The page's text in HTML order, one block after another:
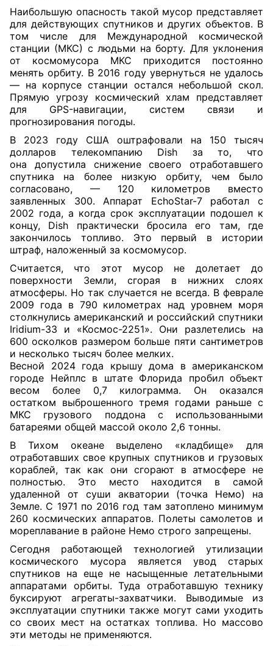
Наибольшую опасность такой мусор представляет
для действующих спутников и других объектов. В
том числе для Международной космической
станции (МКС) с людьми на борту. Для уклонения
от космомусора МКС приходится постоянно
менять орбиту. В 2016 году увернуться не удалось
— на корпусе станции остался небольшой скол.
Прямую угрозу космический хлам представляет
для GPS-навигации, систем связи и
прогнозирования погоды.
В 2023 году США оштрафовали на 150 тысяч
долларов телекомпанию Dish за то, что
она допустила снижение своего отработавшего
спутника на более низкую орбиту, чем было
согласовано, — 120 километров вместо
заявленных 300. Аппарат EchoStar-7 работал с
2002 года, а когда срок эксплуатации подошел к
концу, Dish практически бросила его там, где
закончилось топливо. Это первый в истории
штраф, наложенный за космомусор.
Считается, что этот мусор не долетает до
поверхности Земли, сгорая в нижних слоях
атмосферы. Но так случается не всегда. В феврале
2009 года в 790 километрах над уровнем моря
столкнулись американский и российский спутники
Iridium-33 и «Космос-2251». Они разлетелись на
600 осколков размером больше пяти сантиметров
и несколько тысяч более мелких.
Весной 2024 года крышу дома в американском
городе Нейплс в штате Флорида пробил объект
весом более 0,7 килограмма. Он оказался
остатком выброшенного тремя годами раньше с
МКС грузового поддона с использованными
батареями общей массой около 2,6 тонны.
В Тихом океане выделено «кладбище» для
отработавших свое крупных спутников и грузовых
кораблей, так как они сгорают в атмосфере не
полностью. Это место находится в самой
удаленной от суши акватории (точка Немо) на
Земле. С 1971 по 2016 год там затоплено минимум
260 космических аппаратов. Полеты самолетов и
мореплавание в районе Немо строго запрещены.
Сегодня работающей технологией утилизации
космического мусора является увод старых
спутников на еще не насыщенные летательными
аппаратами орбиты. Туда отработавшую технику
буксируют агрегаты-захватчики. Выводимые из
эксплуатации спутники также могут сами уходить
со своих мест на остатках топлива. Но массово
эти методы не применяются.